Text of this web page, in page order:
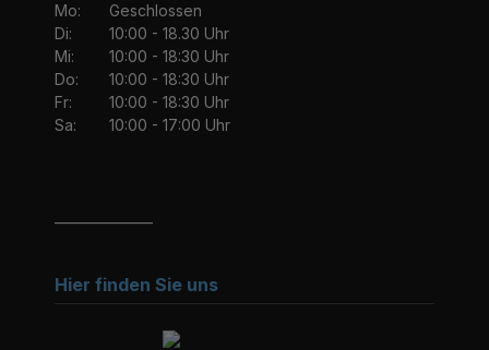
Mo:
Geschlossen
Di:
10:00 - 18.30 Uhr
Mi:
10:00 - 18:30 Uhr
Do:
10:00 - 18:30 Uhr
Fr:
10:00 - 18:30 Uhr
Sa:
10:00 - 17:00 Uhr
Hier finden Sie uns